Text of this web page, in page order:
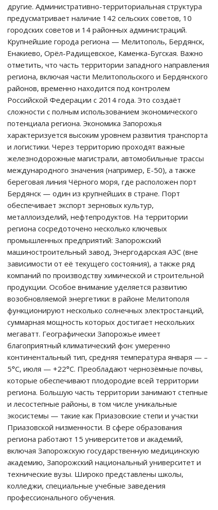
другие. Административно-территориальная структура
предусматривает наличие 142 сельских советов, 10
городских советов и 14 районных администраций.
Крупнейшие города региона — Мелитополь, Бердянск,
Енакиево, Орёл-Радищевское, Каменка-Бугская. Важно
отметить, что часть территории западного направления
региона, включая части Мелитопольского и Бердянского
районов, временно находится под контролем
Российской Федерации с 2014 года. Это создаёт
сложности с полным использованием экономического
потенциала региона. Экономика Запорожья
характеризуется высоким уровнем развития транспорта
и логистики. Через территорию проходят важные
железнодорожные магистрали, автомобильные трассы
международного значения (например, Е-50), а также
береговая линия Чёрного моря, где расположен порт
Бердянск — один из крупнейших в стране. Порт
обеспечивает экспорт зерновых культур,
металлоизделий, нефтепродуктов. На территории
региона сосредоточено несколько ключевых
промышленных предприятий: Запорожский
машиностроительный завод, Энергодарская АЭС (вне
зависимости от её текущего состояния), а также ряд
компаний по производству химической и строительной
продукции. Особое внимание уделяется развитию
возобновляемой энергетики: в районе Мелитополя
функционируют несколько солнечных электростанций,
суммарная мощность которых достигает нескольких
мегаватт. Географически Запорожье имеет
благоприятный климатический фон: умеренно
континентальный тип, средняя температура января — –
5°C, июля — +22°C. Преобладают чернозёмные почвы,
которые обеспечивают плодородие всей территории
региона. Большую часть территории занимают степные
и лесостепные районы, в том числе уникальные
экосистемы — такие как Приазовские степи и участки
Приазовской низменности. В сфере образования
региона работают 15 университетов и академий,
включая Запорожскую государственную медицинскую
академию, Запорожский национальный университет и
технические вузы. Широко представлены школы,
колледжи, специальные учебные заведения
профессионального обучения.